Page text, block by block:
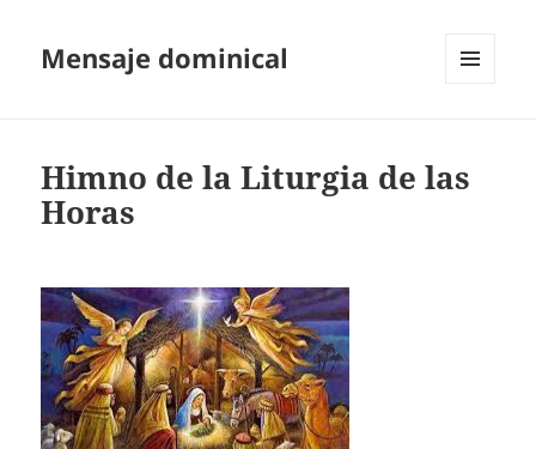
Mensaje dominical
Himno de la Liturgia de las
Horas